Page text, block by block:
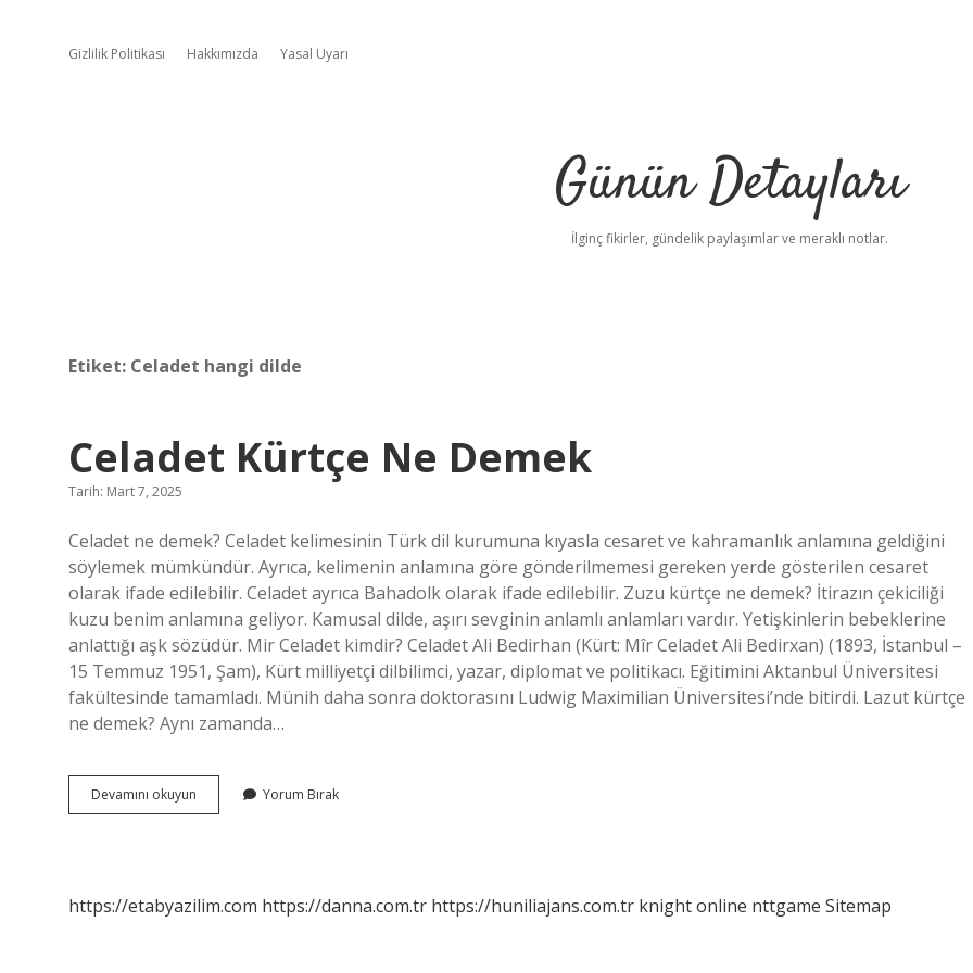
Gizlilik Politikası Hakkımızda Yasal Uyarı
Günün Detayları
İlginç fikirler, gündelik paylaşımlar ve meraklı notlar.
Etiket: Celadet hangi dilde
Celadet Kürtçe Ne Demek
Tarih: Mart 7, 2025
Celadet ne demek? Celadet kelimesinin Türk dil kurumuna kıyasla cesaret ve kahramanlık anlamına geldiğini
söylemek mümkündür. Ayrıca, kelimenin anlamına göre gönderilmemesi gereken yerde gösterilen cesaret
olarak ifade edilebilir. Celadet ayrıca Bahadolk olarak ifade edilebilir. Zuzu kürtçe ne demek? İtirazın çekiciliği
kuzu benim anlamına geliyor. Kamusal dilde, aşırı sevginin anlamlı anlamları vardır. Yetişkinlerin bebeklerine
anlattığı aşk sözüdür. Mir Celadet kimdir? Celadet Ali Bedirhan (Kürt: Mîr Celadet Ali Bedirxan) (1893, İstanbul –
15 Temmuz 1951, Şam), Kürt milliyetçi dilbilimci, yazar, diplomat ve politikacı. Eğitimini Aktanbul Üniversitesi
fakültesinde tamamladı. Münih daha sonra doktorasını Ludwig Maximilian Üniversitesi’nde bitirdi. Lazut kürtçe
ne demek? Aynı zamanda…
Devamını okuyun
Kürtçe
Yorum Bırak
https://etabyazilim.com https://danna.com.tr https://huniliajans.com.tr knight online nttgame Sitemap